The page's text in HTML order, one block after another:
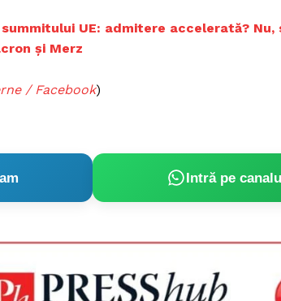
UE: admitere accelerată? Nu,
și Merz
/ Facebook)
Intră pe